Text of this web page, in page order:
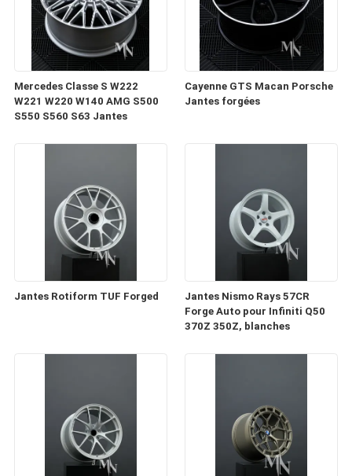
Mercedes Classe S W222
W221 W220 W140 AMG S500
S550 S560 S63 Jantes
Cayenne GTS Macan Porsche
Jantes forgées
Jantes Rotiform TUF Forged
Jantes Nismo Rays 57CR
Forge Auto pour Infiniti Q50
370Z 350Z, blanches